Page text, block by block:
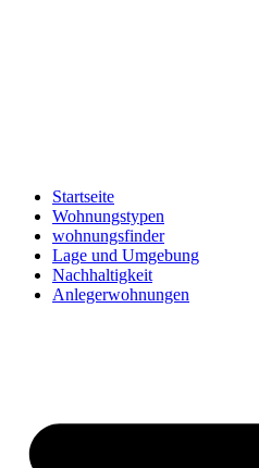
Startseite
Wohnungstypen
wohnungsfinder
Lage und Umgebung
Nachhaltigkeit
Anlegerwohnungen